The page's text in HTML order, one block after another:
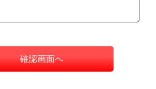
確認画面へ